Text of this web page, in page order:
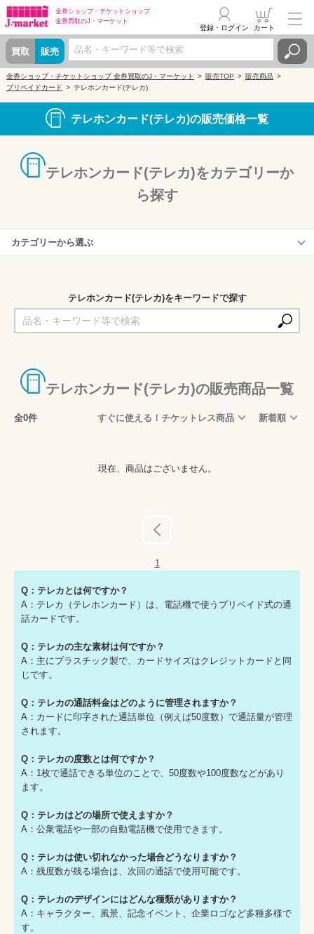
金券ショップ・ チケットショップ
金券買取のJ・マーケット
買取 販売
登録・ログイン カート
金券ショップ・チケットショップ 金券買取のJ・マーケット 販売TOP
販売商品
プリペイドカード
テレホンカード(テレカ)
テレホンカード(テレカ)の販売価格一覧
テレホンカード(テレカ)をカテゴリーか
ら探す
カテゴリーから選ぶ
テレホンカード(テレカ)をキーワードで探す
テレホンカード(テレカ)の販売商品一覧
全0件 すぐに使える！チケットレス商品 新着順
現在、商品はございません。
1
Q：テレカとは何ですか？
A：テレカ（テレホンカード）は、電話機で使うプリペイド式の通
話カードです。
Q：テレカの主な素材は何ですか？
A：主にプラスチック製で、カードサイズはクレジットカードと同
じです。
Q：テレカの通話料金はどのように管理されますか？
A：カードに印字された通話単位（例えば50度数）で通話量が管理
されます。
Q：テレカの度数とは何ですか？
A：1枚で通話できる単位のことで、50度数や100度数などがあり
ます。
Q：テレカはどの場所で使えますか？
A：公衆電話や一部の自動電話機で使用できます。
Q：テレカは使い切れなかった場合どうなりますか？
A：残度数が残る場合は、次回の通話で使用可能です。
Q：テレカのデザインにはどんな種類がありますか？
A：キャラクター、風景、記念イベント、企業ロゴなど多種多様で
す。